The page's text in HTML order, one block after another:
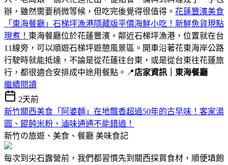
辦，雖然需要稍微等候，但吃完後覺得很值得。 花蓮豐濱美食
「東海餐廳」石梯坪漁港隱藏版平價海鮮小吃！新鮮魚貨現點
現煮！ 東海餐廳位於花蓮豐濱，鄰近石梯坪漁港，位置就在台
11線旁，可以順遊石梯坪遊憩風景區。開車沿著花東海岸公路
行駛時就能抵達，不論是從花蓮往台東，或是從台東往花蓮旅
行，都很適合安排成中途用餐點。📍店家資訊｜東海餐廳
繼續閱讀
2天前
新竹關西美食「阿婆麵」在地飄香超過50年的古早味！客家湯
圓、餛飩米粉、滷味通通不能錯過！
新竹の旅遊、美食、餐廳 美味食記
每次到尖石露營前，我們都習慣先到關西採買食材，順便填飽